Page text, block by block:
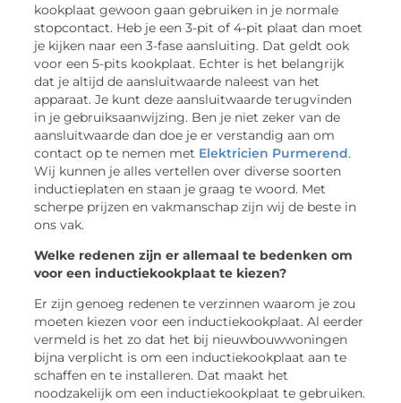
kookplaat gewoon gaan gebruiken in je normale
stopcontact. Heb je een 3-pit of 4-pit plaat dan moet
je kijken naar een 3-fase aansluiting. Dat geldt ook
voor een 5-pits kookplaat. Echter is het belangrijk
dat je altijd de aansluitwaarde naleest van het
apparaat. Je kunt deze aansluitwaarde terugvinden
in je gebruiksaanwijzing. Ben je niet zeker van de
aansluitwaarde dan doe je er verstandig aan om
contact op te nemen met Elektricien Purmerend.
Wij kunnen je alles vertellen over diverse soorten
inductieplaten en staan je graag te woord. Met
scherpe prijzen en vakmanschap zijn wij de beste in
ons vak.
Welke redenen zijn er allemaal te bedenken om
voor een inductiekookplaat te kiezen?
Er zijn genoeg redenen te verzinnen waarom je zou
moeten kiezen voor een inductiekookplaat. Al eerder
vermeld is het zo dat het bij nieuwbouwwoningen
bijna verplicht is om een inductiekookplaat aan te
schaffen en te installeren. Dat maakt het
noodzakelijk om een inductiekookplaat te gebruiken.